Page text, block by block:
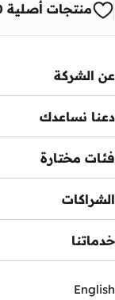
منتجات أصلية 100%
عن الشركة
دعنا نساعدك
فئات مختارة
الشراكات
خدماتنا
English